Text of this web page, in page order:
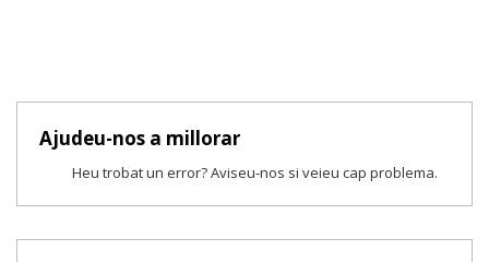
Ajudeu-nos a millorar
Heu trobat un error? Aviseu-nos si veieu cap problema.